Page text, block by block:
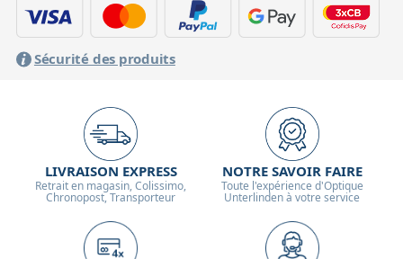
Sécurité des produits
LIVRAISON EXPRESS
Retrait en magasin, Colissimo,
Chronopost, Transporteur
NOTRE SAVOIR FAIRE
Toute l'expérience d'Optique
Unterlinden à votre service